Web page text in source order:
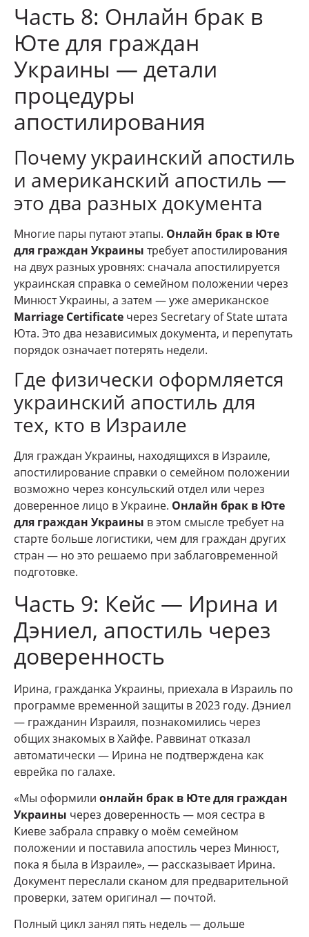
Часть 8: Онлайн брак в
Юте для граждан
Украины — детали
процедуры
апостилирования
Почему украинский апостиль
и американский апостиль —
это два разных документа
Многие пары путают этапы. Онлайн брак в Юте
для граждан Украины требует апостилирования
на двух разных уровнях: сначала апостилируется
украинская справка о семейном положении через
Минюст Украины, а затем — уже американское
Marriage Certificate через Secretary of State штата
Юта. Это два независимых документа, и перепутать
порядок означает потерять недели.
Где физически оформляется
украинский апостиль для
тех, кто в Израиле
Для граждан Украины, находящихся в Израиле,
апостилирование справки о семейном положении
возможно через консульский отдел или через
доверенное лицо в Украине. Онлайн брак в Юте
для граждан Украины в этом смысле требует на
старте больше логистики, чем для граждан других
стран — но это решаемо при заблаговременной
подготовке.
Часть 9: Кейс — Ирина и
Дэниел, апостиль через
доверенность
Ирина, гражданка Украины, приехала в Израиль по
программе временной защиты в 2023 году. Дэниел
— гражданин Израиля, познакомились через
общих знакомых в Хайфе. Раввинат отказал
автоматически — Ирина не подтверждена как
еврейка по галахе.
«Мы оформили онлайн брак в Юте для граждан
Украины через доверенность — моя сестра в
Киеве забрала справку о моём семейном
положении и поставила апостиль через Минюст,
пока я была в Израиле», — рассказывает Ирина.
Документ переслали сканом для предварительной
проверки, затем оригинал — почтой.
Полный цикл занял пять недель — дольше